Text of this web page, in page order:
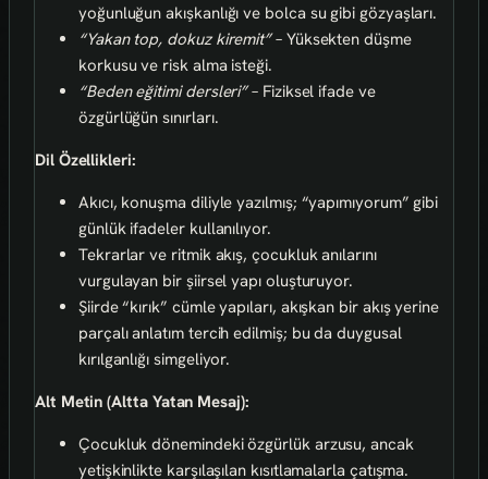
yoğunluğun akışkanlığı ve bolca su gibi gözyaşları.
“Yakan top, dokuz kiremit”– Yüksekten düşme
korkusu ve risk alma isteği.
“Beden eğitimi dersleri”– Fiziksel ifade ve
özgürlüğün sınırları.
Dil Özellikleri:
Akıcı, konuşma diliyle yazılmış; “yapımıyorum” gibi
günlük ifadeler kullanılıyor.
Tekrarlar ve ritmik akış, çocukluk anılarını
vurgulayan bir şiirsel yapı oluşturuyor.
Şiirde “kırık” cümle yapıları, akışkan bir akış yerine
parçalı anlatım tercih edilmiş; bu da duygusal
kırılganlığı simgeliyor.
Alt Metin (Altta Yatan Mesaj):
Çocukluk dönemindeki özgürlük arzusu, ancak
yetişkinlikte karşılaşılan kısıtlamalarla çatışma.